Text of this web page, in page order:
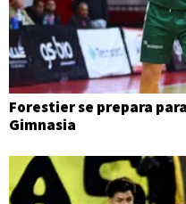
Forestier se prepara
Gimnasia